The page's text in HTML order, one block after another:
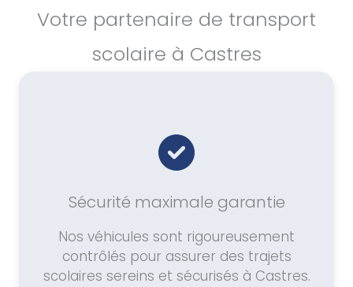
Votre partenaire de transport
scolaire à Castres
Sécurité maximale garantie
Nos véhicules sont rigoureusement
contrôlés pour assurer des trajets
scolaires sereins et sécurisés à Castres.